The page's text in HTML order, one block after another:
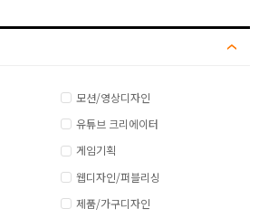
모션/영상디자인
유튜브 크리에이터
게임기획
웹디자인/퍼블리싱
제품/가구디자인